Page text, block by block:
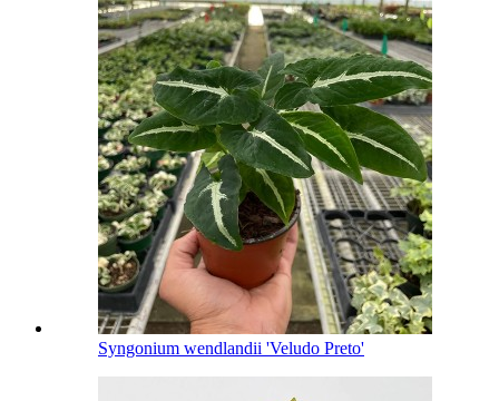
Syngonium wendlandii 'Veludo Preto'